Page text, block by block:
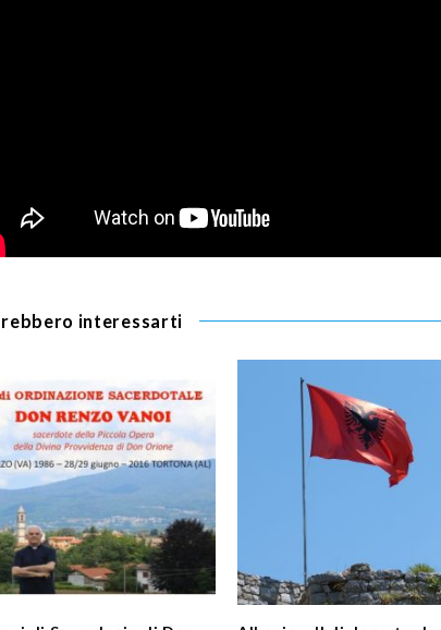
interessarti